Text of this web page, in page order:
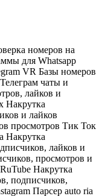
номеров на
для Whatsapp
VR Базы номеров
чаты и
лайков и
Накрутка
и лайков
просмотров Тик Ток
Накрутка
лайков и
просмотров и
Накрутка
подписчиков,
Парсер auto ria